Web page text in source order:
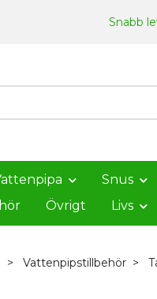
Snabb
Snus
Övrigt Livs
Vattenpipstillbehör